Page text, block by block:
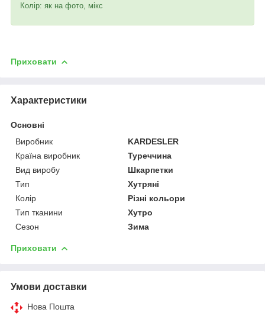
Колір: як на фото, мікс
Приховати
Характеристики
Основні
Виробник
KARDESLER
Країна виробник
Туреччина
Вид виробу
Шкарпетки
Тип
Хутряні
Колір
Різні кольори
Тип тканини
Хутро
Сезон
Зима
Приховати
Умови доставки
Нова Пошта